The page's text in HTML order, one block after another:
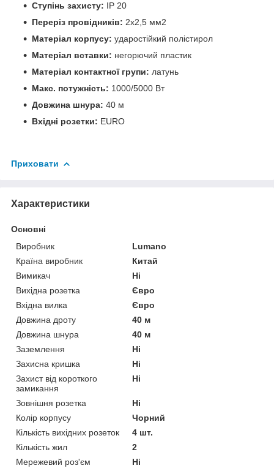
Ступінь захисту: IP 20
Переріз провідників: 2х2,5 мм2
Матеріал корпусу: ударостійкий полістирол
Матеріал вставки: негорючий пластик
Матеріал контактної групи: латунь
Макс. потужність: 1000/5000 Вт
Довжина шнура: 40 м
Вхідні розетки: EURO
Приховати
Характеристики
Основні
Виробник
Lumano
Країна виробник
Китай
Вимикач
Ні
Вихідна розетка
Євро
Вхідна вилка
Євро
Довжина дроту
40 м
Довжина шнура
40 м
Заземлення
Ні
Захисна кришка
Ні
Захист від короткого
замикання
Ні
Зовнішня розетка
Ні
Колір корпусу
Чорний
Кількість вихідних розеток
4 шт.
Кількість жил
2
Мережевий роз'єм
Ні